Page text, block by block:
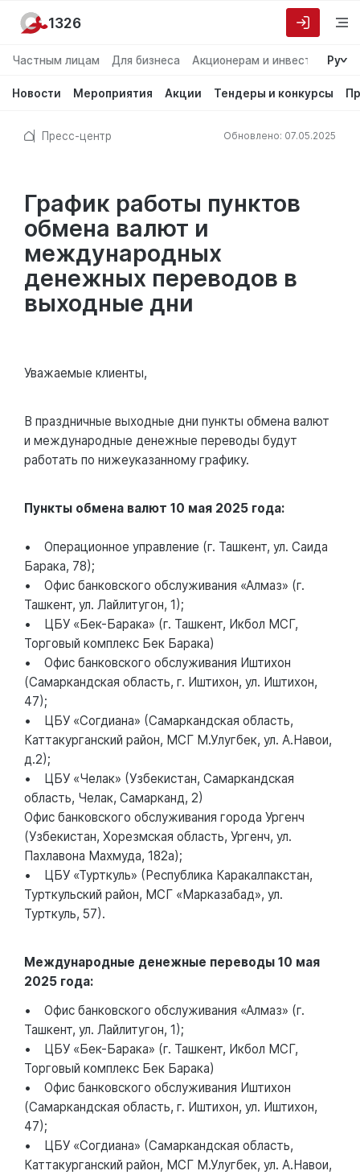
Частным лицам Для бизнеса Акционерам и инвесторам
Ру
Новости Мероприятия Акции Тендеры и конкурсы
1326
Пресс-центр Обновлено: 07.05.2025
График работы пунктов
обмена валют и
международных
денежных переводов в
выходные дни
Уважаемые клиенты,
В праздничные выходные дни пункты обмена валют
и международные денежные переводы будут
работать по нижеуказанному графику.
Пункты обмена валют 10 мая 2025 года:
• Операционное управление (г. Ташкент, ул. Саида
Барака, 78);
• Офис банковского обслуживания «Алмаз» (г.
Ташкент, ул. Лайлитугон, 1);
• ЦБУ «Бек-Барака» (г. Ташкент, Икбол МСГ,
Торговый комплекс Бек Барака)
• Офис банковского обслуживания Иштихон
(Самаркандская область, г. Иштихон, ул. Иштихон,
47);
• ЦБУ «Согдиана» (Самаркандская область,
Каттакурганский район, МСГ М.Улугбек, ул. А.Навои,
д.2);
• ЦБУ «Челак» (Узбекистан, Самаркандская
область, Челак, Самарканд, 2)
Офис банковского обслуживания города Ургенч
(Узбекистан, Хорезмская область, Ургенч, ул.
Пахлавона Махмуда, 182а);
• ЦБУ «Турткуль» (Республика Каракалпакстан,
Турткульский район, МСГ «Марказабад», ул.
Турткуль, 57).
Международные денежные переводы 10 мая
2025 года:
• Офис банковского обслуживания «Алмаз» (г.
Ташкент, ул. Лайлитугон, 1);
• ЦБУ «Бек-Барака» (г. Ташкент, Икбол МСГ,
Торговый комплекс Бек Барака)
• Офис банковского обслуживания Иштихон
(Самаркандская область, г. Иштихон, ул. Иштихон,
47);
• ЦБУ «Согдиана» (Самаркандская область,
Каттакурганский район, МСГ М.Улугбек, ул. А.Навои,